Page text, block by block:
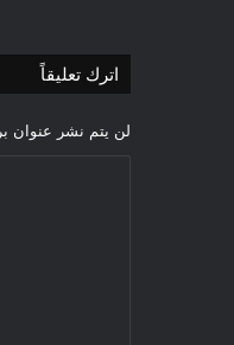
اترك تعليقاً
لن يتم نشر عنوان